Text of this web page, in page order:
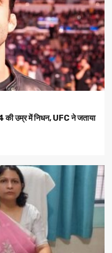
की उम्र में निधन, UFC ने जताया